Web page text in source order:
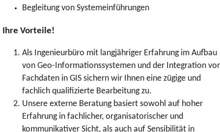
Begleitung von Systemeinführungen
Ihre Vorteile!
Als Ingenieurbüro mit langjähriger Erfahrung im Aufbau
von Geo-Informationssystemen und der Integration
Fachdaten in GIS sichern wir Ihnen eine zügige und
fachlich qualifizierte Bearbeitung zu.
Unsere externe Beratung basiert sowohl auf hoher
Erfahrung in fachlicher, organisatorischer und
kommunikativer Sicht, als auch auf Sensibilität in